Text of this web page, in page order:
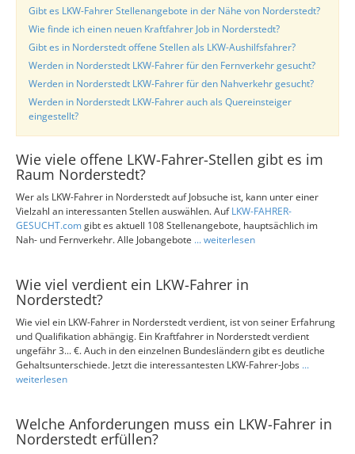
Gibt es LKW-Fahrer Stellenangebote in der Nähe von Norderstedt?
Wie finde ich einen neuen Kraftfahrer Job in Norderstedt?
Gibt es in Norderstedt offene Stellen als LKW-Aushilfsfahrer?
Werden in Norderstedt LKW-Fahrer für den Fernverkehr gesucht?
Werden in Norderstedt LKW-Fahrer für den Nahverkehr gesucht?
Werden in Norderstedt LKW-Fahrer auch als Quereinsteiger
eingestellt?
Wie viele offene LKW-Fahrer-Stellen gibt es im
Raum Norderstedt?
Wer als LKW-Fahrer in Norderstedt auf Jobsuche ist, kann unter einer
Vielzahl an interessanten Stellen auswählen. AufLKW-FAHRER-
GESUCHT.comgibt es aktuell 108 Stellenangebote, hauptsächlich im
Nah- und Fernverkehr. Alle Jobangebote ... weiterlesen
Wie viel verdient ein LKW-Fahrer in
Norderstedt?
Wie viel ein LKW-Fahrer in Norderstedt verdient, ist von seiner Erfahrung
und Qualifikation abhängig. Ein Kraftfahrer in Norderstedt verdient
ungefähr 3... €. Auch in den einzelnen Bundesländern gibt es deutliche
Gehaltsunterschiede. Jetzt die interessantesten LKW-Fahrer-Jobs ...
weiterlesen
Welche Anforderungen muss ein LKW-Fahrer in
Norderstedt erfüllen?